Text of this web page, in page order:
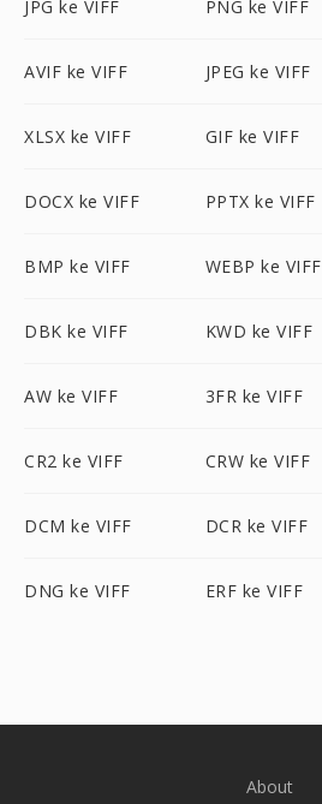
JPG ke VIFF PNG ke VIFF
AVIF ke VIFF JPEG ke VIFF
XLSX ke VIFF GIF ke VIFF
DOCX ke VIFF PPTX ke VIFF
BMP ke VIFF WEBP ke VIFF
DBK ke VIFF KWD ke VIFF
AW ke VIFF 3FR ke VIFF
CR2 ke VIFF CRW ke VIFF
DCM ke VIFF DCR ke VIFF
DNG ke VIFF ERF ke VIFF
About